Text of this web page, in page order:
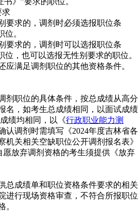
求的，调剂时必须选报职位条
位。
求的，调剂时可以选报职位条
位，也可以选报无性别要求的职位。
满足调剂职位的其他资格条件。
职位的具体条件，按总成绩从高分
名，如考生总成绩相同，以面试成绩
绩均相同，以《行政职业能力测
认调剂时需填写《2024年度吉林省各
机关相关空缺职位公开调剂报名表》
放弃调剂资格的考生须提供《放弃
成绩单和职位资格条件要求的相关
进行现场资格审查，不符合所报职位
。